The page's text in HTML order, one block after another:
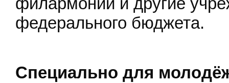
федерального бюджета.
Специально для